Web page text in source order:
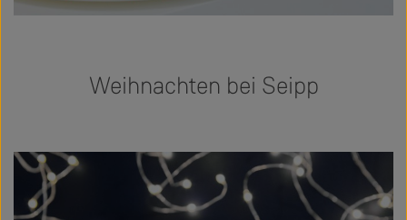
Weihnachten bei Seipp